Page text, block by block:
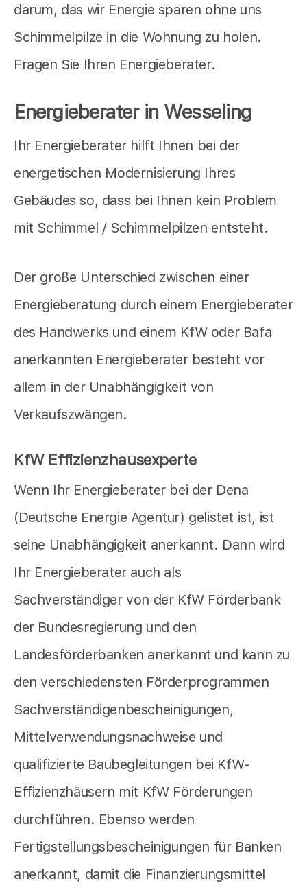
darum, das wir Energie sparen ohne uns
Schimmelpilze in die Wohnung zu holen.
Fragen Sie Ihren Energieberater.
Energieberater in Wesseling
Ihr Energieberater hilft Ihnen bei der
energetischen Modernisierung Ihres
Gebäudes so, dass bei Ihnen kein Problem
mit Schimmel / Schimmelpilzen entsteht.
Der große Unterschied zwischen einer
Energieberatung durch einem Energieberater
des Handwerks und einem KfW oder Bafa
anerkannten Energieberater besteht vor
allem in der Unabhängigkeit von
Verkaufszwängen.
KfW Effizienzhausexperte
Wenn Ihr Energieberater bei der Dena
(Deutsche Energie Agentur) gelistet ist, ist
seine Unabhängigkeit anerkannt. Dann wird
Ihr Energieberater auch als
Sachverständiger von der KfW Förderbank
der Bundesregierung und den
Landesförderbanken anerkannt und kann zu
den verschiedensten Förderprogrammen
Sachverständigenbescheinigungen,
Mittelverwendungsnachweise und
qualifizierte Baubegleitungen bei KfW-
Effizienzhäusern mit KfW Förderungen
durchführen. Ebenso werden
Fertigstellungsbescheinigungen für Banken
anerkannt, damit die Finanzierungsmittel